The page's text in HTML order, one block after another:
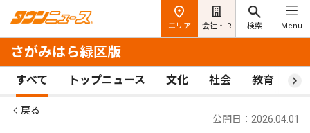
エリア 会社・IR 検索 Menu
さがみはら緑区版
すべて トップニュース 文化 社会 教育 ス
戻る
公開日：2026.04.01